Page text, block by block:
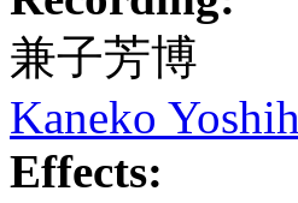
兼子芳博
Kaneko
Effects: